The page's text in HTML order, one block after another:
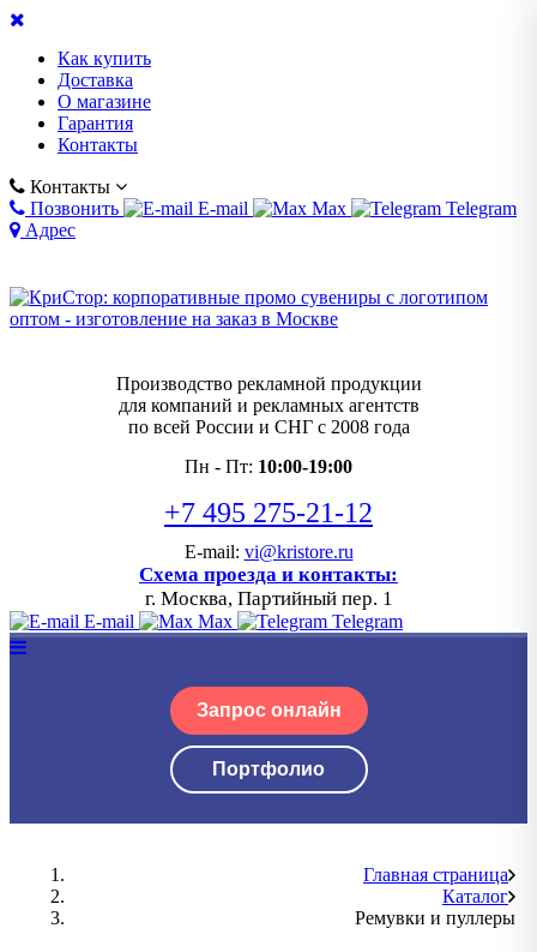
Как купить
Доставка
О магазине
Гарантия
Контакты
Контакты
Позвонить
E-mail Max
Telegram
Адрес
Производство рекламной продукции
для компаний и рекламных агентств
по всей России и СНГ с 2008 года
Пн - Пт: 10:00-19:00
+7 495 275-21-12
E-mail: vi@kristore.ru
Схема проезда и контакты:
г. Москва, Партийный пер. 1
E-mail Max Telegram
Запрос онлайн
Портфолио
Главная страница
Каталог
Ремувки и пуллеры